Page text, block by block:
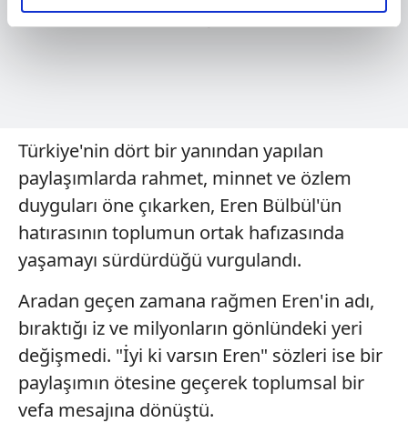
elimizden gelen çabayı gösterdiğimizi ve bu noktada,
reklamların maliyetlerimizi karşılamak noktasında tek gelir
gösterilmeyecektir."
Sizlere daha iyi bir hizmet sunabilmek için İnternet
Sitemizde kendimize ve üçüncü kişilere ait çerezler
kullanılmaktadır. Bu çerezler vasıtasıyla çeşitli kişisel
verileriniz işlenmekte olup gerekli olan çerezler bilgi
toplumu hizmetlerinin sunulması amacıyla
kullanılmaktadır. Diğer çerezler, sitemizin daha işlevsel
kılınması ve kişiselleştirilmesi ve sizlere yönelik
reklam/pazarlama faaliyetlerinin yapılması, amaçlarıyla
sınırlı olarak açık rızanız dahilinde kullanılacaktır.
Çerezlere ilişkin tercihlerinizi aşağıda yer alan panel
vasıtasıyla belirleyebilirsiniz. Çerezlere ilişkin detaylı bilgi
Türkiye'nin dört bir yanından yapılan
paylaşımlarda rahmet, minnet ve özlem
duyguları öne çıkarken, Eren Bülbül'ün
hatırasının toplumun ortak hafızasında
yaşamayı sürdürdüğü vurgulandı.
Aradan geçen zamana rağmen Eren'in adı,
bıraktığı iz ve milyonların gönlündeki yeri
değişmedi. "İyi ki varsın Eren" sözleri ise bir
paylaşımın ötesine geçerek toplumsal bir
vefa mesajına dönüştü.